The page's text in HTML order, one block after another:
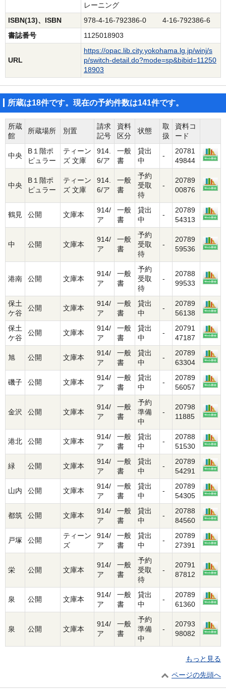
レーニング
ISBN(13)、ISBN
978-4-16-792386-0 4-16-792386-6
書誌番号
1125018903
URL
https://opac.lib.city.yokohama.lg.jp/winj/s
p/switch-detail.do?mode=sp&bibid=11250
18903
所蔵は18件です。現在の予約件数は141件です。
所蔵
館
所蔵場所 別置
請求
記号
資料
区分
状態
取
扱
資料コ
ード
中央
B１階ポ
ピュラー
ティーン
ズ 文庫
914.
6/ア
一般
書
貸出
中
-
20781
49844
中央
B１階ポ
ピュラー
ティーン
ズ 文庫
914.
6/ア
一般
書
予約
受取
待
-
20789
00876
鶴見 公開 文庫本
914/
ア
一般
書
貸出
中
-
20789
54313
中 公開 文庫本
914/
ア
一般
書
予約
受取
待
-
20789
59536
港南 公開 文庫本
914/
ア
一般
書
予約
受取
待
-
20788
99533
保土
ケ谷
公開 文庫本
914/
ア
一般
書
貸出
中
-
20789
56138
保土
ケ谷
公開 文庫本
914/
ア
一般
書
貸出
中
-
20791
47187
旭 公開 文庫本
914/
ア
一般
書
貸出
中
-
20789
63304
磯子 公開 文庫本
914/
ア
一般
書
貸出
中
-
20789
56057
金沢 公開 文庫本
914/
ア
一般
書
予約
準備
中
-
20798
11885
港北 公開 文庫本
914/
ア
一般
書
貸出
中
-
20788
51530
緑 公開 文庫本
914/
ア
一般
書
貸出
中
-
20789
54291
山内 公開 文庫本
914/
ア
一般
書
貸出
中
-
20789
54305
都筑 公開 文庫本
914/
ア
一般
書
貸出
中
-
20788
84560
戸塚 公開
ティーン
ズ
914/
ア
一般
書
貸出
中
-
20789
27391
栄 公開 文庫本
914/
ア
一般
書
予約
受取
待
-
20791
87812
泉 公開 文庫本
914/
ア
一般
書
貸出
中
-
20789
61360
泉 公開 文庫本
914/
ア
一般
書
予約
準備
中
-
20793
98082
もっと見る
ページの先頭へ